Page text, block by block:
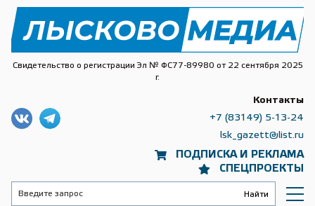
Свидетельство о регистрации Эл № ФС77-89980 от 22 сентября 2025
г.
ПОДПИСКА И РЕКЛАМА
СПЕЦПРОЕКТЫ
Контакты
+7 (83149) 5-13-24
lsk_gazett@list.ru